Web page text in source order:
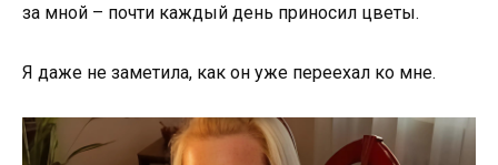
за мной – почти каждый день приносил цветы.
Я даже не заметила, как он уже переехал ко мне.